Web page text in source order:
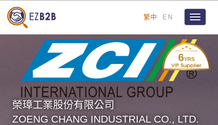
繁中 EN
Toggle
6YRS
榮璋工業股份有限公司
ZOENG CHANG INDUSTRIAL CO., LTD.